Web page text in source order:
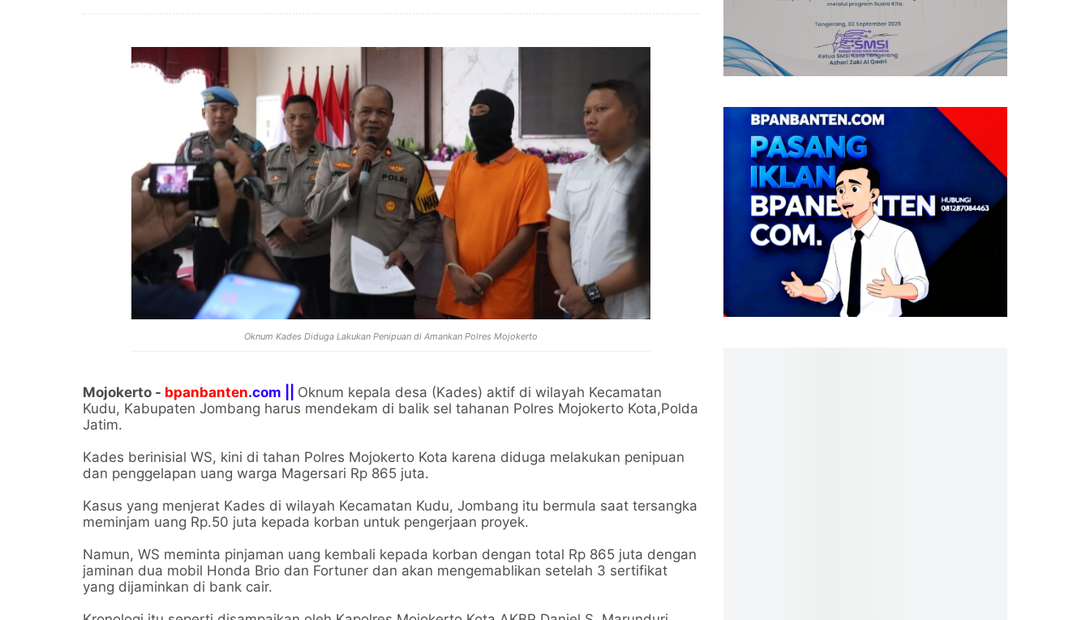
Oknum Kades Diduga Lakukan Penipuan di Amankan Polres Mojokerto
Mojokerto - bpanbanten.com || Oknum kepala desa (Kades) aktif di wilayah Kecamatan
Kudu, Kabupaten Jombang harus mendekam di balik sel tahanan Polres Mojokerto Kota,Polda
Jatim.
Kades berinisial WS, kini di tahan Polres Mojokerto Kota karena diduga melakukan penipuan
dan penggelapan uang warga Magersari Rp 865 juta.
Kasus yang menjerat Kades di wilayah Kecamatan Kudu, Jombang itu bermula saat tersangka
meminjam uang Rp.50 juta kepada korban untuk pengerjaan proyek.
Namun, WS meminta pinjaman uang kembali kepada korban dengan total Rp 865 juta dengan
jaminan dua mobil Honda Brio dan Fortuner dan akan mengemablikan setelah 3 sertifikat
yang dijaminkan di bank cair.